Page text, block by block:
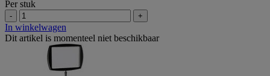
Per stuk
- +
In winkelwagen
Dit artikel is momenteel niet beschikbaar